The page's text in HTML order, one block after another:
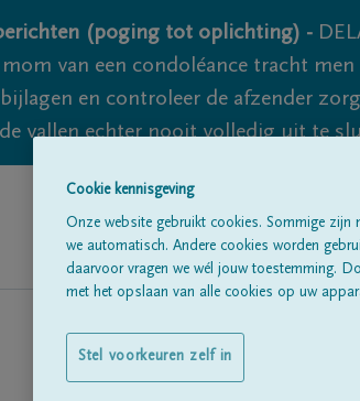
(poging tot oplichting) -
van een condoléance tracht
en controleer de afzender
vallen echter nooit volledig uit te
Cookie kennisgeving
Onze website gebruikt cookies. Sommige
we automatisch. Andere cookies worden
daarvoor vragen we wél jouw toestemming.
met het opslaan van alle cookies op uw
Stel voorkeuren zelf in